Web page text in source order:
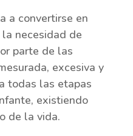
a convertirse en
necesidad de
parte de las
excesiva y
todas las etapas
existiendo
de la vida.